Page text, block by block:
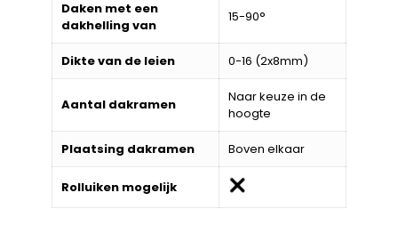
Daken met een
dakhelling van
15-90°
Dikte van de leien 0-16 (2x8mm)
Aantal dakramen
Naar keuze in de
hoogte
Plaatsing dakramen Boven elkaar
Rolluiken mogelijk